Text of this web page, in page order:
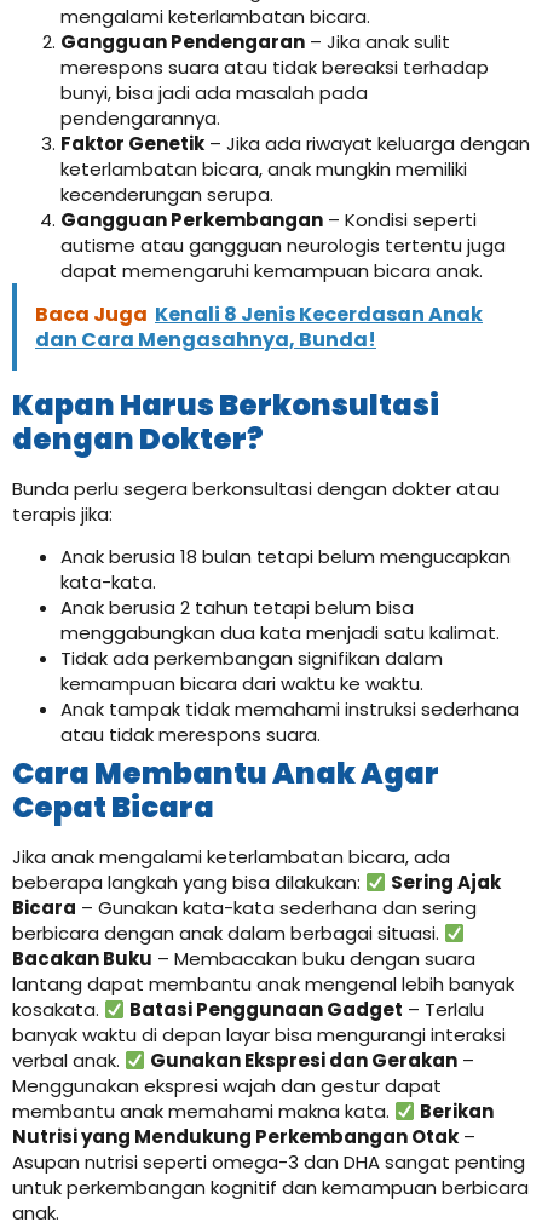
mengalami keterlambatan bicara.
Gangguan Pendengaran – Jika anak sulit
merespons suara atau tidak bereaksi terhadap
bunyi, bisa jadi ada masalah pada
pendengarannya.
Faktor Genetik – Jika ada riwayat keluarga dengan
keterlambatan bicara, anak mungkin memiliki
kecenderungan serupa.
Gangguan Perkembangan – Kondisi seperti
autisme atau gangguan neurologis tertentu juga
dapat memengaruhi kemampuan bicara anak.
Baca Juga Kenali 8 Jenis Kecerdasan Anak
dan Cara Mengasahnya, Bunda!
Kapan Harus Berkonsultasi
dengan Dokter?
Bunda perlu segera berkonsultasi dengan dokter atau
terapis jika:
Anak berusia 18 bulan tetapi belum mengucapkan
kata-kata.
Anak berusia 2 tahun tetapi belum bisa
menggabungkan dua kata menjadi satu kalimat.
Tidak ada perkembangan signifikan dalam
kemampuan bicara dari waktu ke waktu.
Anak tampak tidak memahami instruksi sederhana
atau tidak merespons suara.
Cara Membantu Anak Agar
Cepat Bicara
Jika anak mengalami keterlambatan bicara, ada
beberapa langkah yang bisa dilakukan:
Sering Ajak
Bicara – Gunakan kata-kata sederhana dan sering
berbicara dengan anak dalam berbagai situasi.
Bacakan Buku – Membacakan buku dengan suara
lantang dapat membantu anak mengenal lebih banyak
kosakata.
Batasi Penggunaan Gadget – Terlalu
banyak waktu di depan layar bisa mengurangi interaksi
verbal anak.
Gunakan Ekspresi dan Gerakan –
Menggunakan ekspresi wajah dan gestur dapat
membantu anak memahami makna kata.
Berikan
Nutrisi yang Mendukung Perkembangan Otak –
Asupan nutrisi seperti omega-3 dan DHA sangat penting
untuk perkembangan kognitif dan kemampuan berbicara
anak.